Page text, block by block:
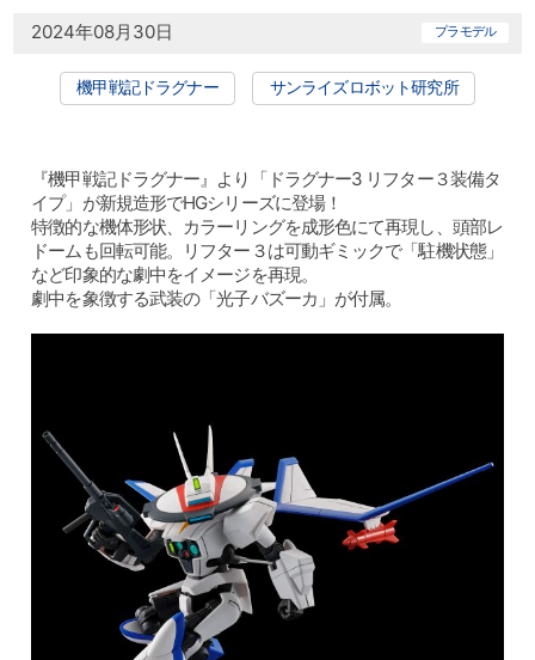
2024年08月30日 プラモデル
機甲戦記ドラグナー サンライズロボット研究所
『機甲戦記ドラグナー』より「ドラグナー3 リフター３装備タ
イプ」が新規造形でHGシリーズに登場！
特徴的な機体形状、カラーリングを成形色にて再現し、頭部レ
ドームも回転可能。リフター３は可動ギミックで「駐機状態」
など印象的な劇中をイメージを再現。
劇中を象徴する武装の「光子バズーカ」が付属。